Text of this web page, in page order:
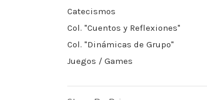
Catecismos
Col. "Cuentos y Reflexiones"
Col. "Dinámicas de Grupo"
Juegos / Games